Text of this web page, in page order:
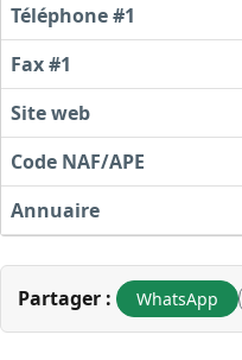
Téléphone #1
Fax #1
Site web
Code NAF/APE
Annuaire
Partager : WhatsApp